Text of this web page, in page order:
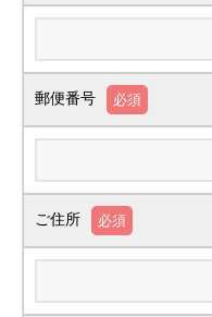
郵便番号 必須
ご住所 必須